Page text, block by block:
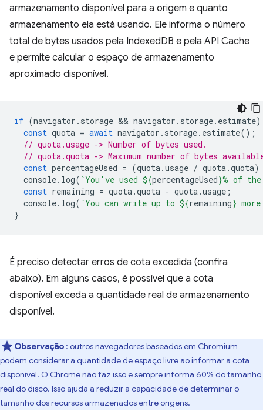
armazenamento disponível para a origem e quanto
armazenamento ela está usando. Ele informa o número
total de bytes usados pela IndexedDB e pela API Cache
e permite calcular o espaço de armazenamento
aproximado disponível.
if (navigator . storage && navigator . storage. estimate)
const quota = await navigator . storage. estimate();
// quota.usage -> Number of bytes used.
// quota.quota -> Maximum number of bytes
const percentageUsed = (quota.usage / quota.quota)
console. log( `You've used ${percentageUsed}% of
const remaining = quota.quota - quota.usage ;
console. log( `You can write up to ${remaining}
}
É preciso detectar erros de cota excedida (confira
abaixo). Em alguns casos, é possível que a cota
disponível exceda a quantidade real de armazenamento
disponível.
Observação : outros navegadores baseados em Chromium
podem considerar a quantidade de espaço livre ao informar a cota
disponível. O Chrome não faz isso e sempre informa 60% do tamanho
real do disco. Isso ajuda a reduzir a capacidade de determinar o
tamanho dos recursos armazenados entre origens.